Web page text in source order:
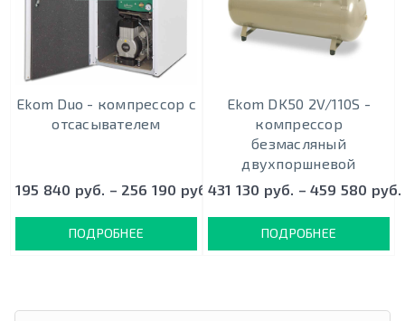
Ekom Duo - кoмпрeccoр c
oтcacывaтeлeм
195 840 руб. – 256 190 руб.
ПОДРОБНЕЕ
Ekom DK50 2V/110S -
кoмпрeccoр
безмасляный
двухпоршневой
431 130 руб. – 459 580 руб.
ПОДРОБНЕЕ